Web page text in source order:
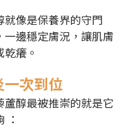
像是保養界的守門
邊穩定膚況，讓肌膚
癢。
次到位
醇最被推崇的就是它
：